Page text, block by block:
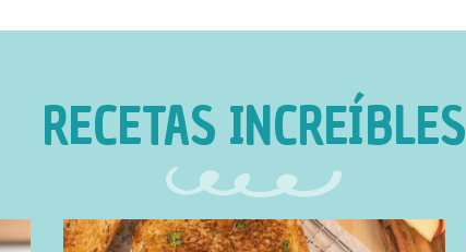
RECETAS INCREÍBLES